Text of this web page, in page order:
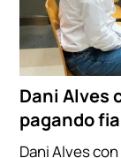
Dani Alves
pagando
Dani Alves